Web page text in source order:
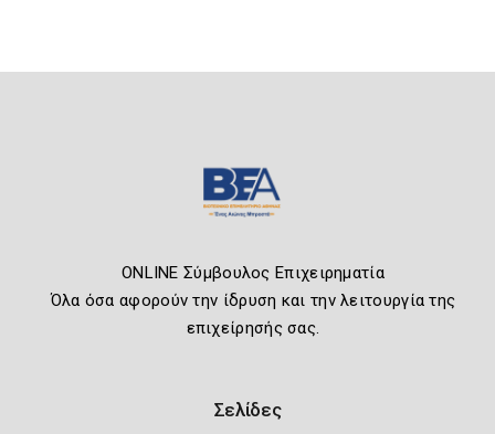
ONLINE Σύμβουλος Επιχειρηματία
Όλα όσα αφορούν την ίδρυση και την λειτουργία της
επιχείρησής σας.
Σελίδες